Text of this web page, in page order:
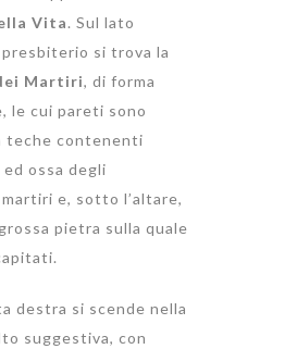
Vita. Sul lato
si trova la
Martiri, di forma
le cui pareti sono
teche contenenti
ossa degli
e, sotto l’altare,
pietra sulla quale
destra si scende nella
suggestiva, con